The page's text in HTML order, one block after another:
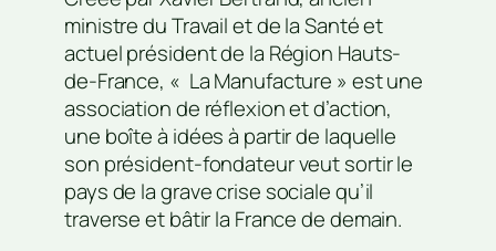
ministre du Travail et de la Santé et
actuel président de la Région Hauts-
de-France, « La Manufacture » est une
association de réflexion et d’action,
une boîte à idées à partir de laquelle
son président-fondateur veut sortir le
pays de la grave crise sociale qu’il
traverse et bâtir la France de demain.